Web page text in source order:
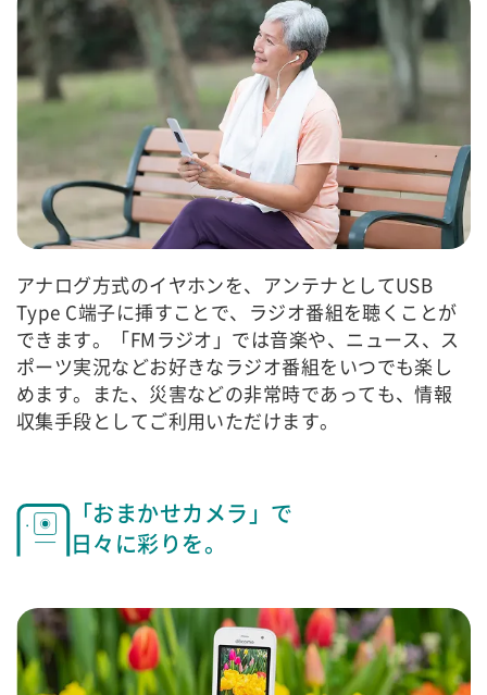
アナログ方式のイヤホンを、アンテナとしてUSB
Type C端子に挿すことで、ラジオ番組を聴くことが
できます。「FMラジオ」では音楽や、ニュース、ス
ポーツ実況などお好きなラジオ番組をいつでも楽し
めます。また、災害などの非常時であっても、情報
収集手段としてご利用いただけます。
「おまかせカメラ」で
日々に彩りを。